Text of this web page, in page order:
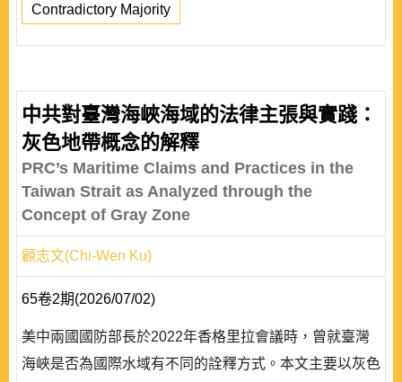
Contradictory Majority
中共對臺灣海峽海域的法律主張與實踐：
灰色地帶概念的解釋
PRC’s Maritime Claims and Practices in the
Taiwan Strait as Analyzed through the
Concept of Gray Zone
顧志文(Chi-Wen Ku)
65卷2期(2026/07/02)
美中兩國國防部長於2022年香格里拉會議時，曾就臺灣
海峽是否為國際水域有不同的詮釋方式。本文主要以灰色